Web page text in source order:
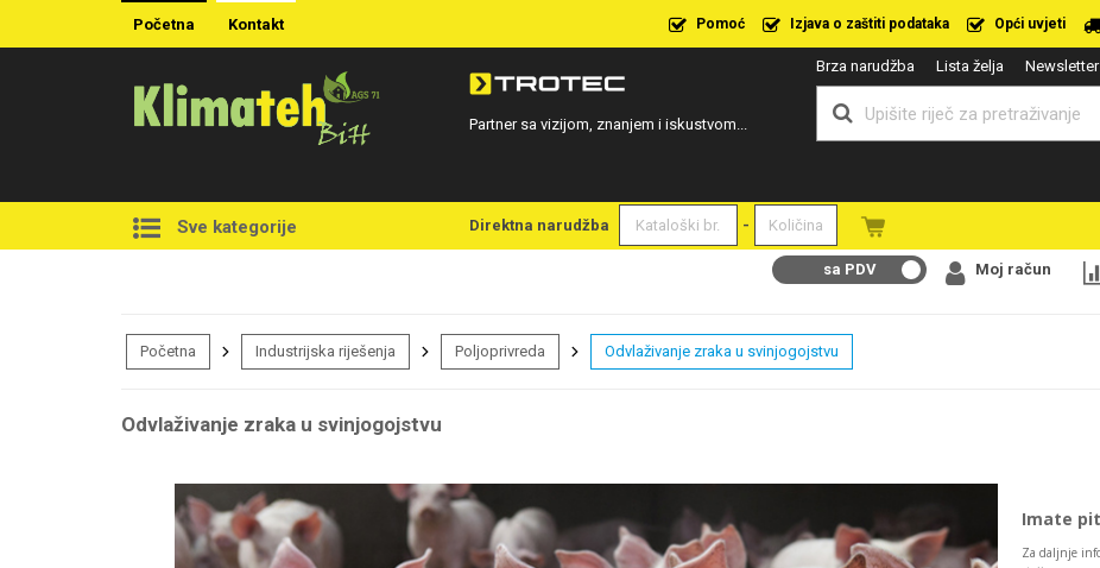
Početna Kontakt Pomoć Izjava o zaštiti podataka Opći uvjeti
Partner sa vizijom, znanjem i iskustvom...
Brza narudžba Lista želja Newsletter
Sve kategorije Direktna narudžba -
sa PDV Moj račun
Početna Industrijska riješenja Poljoprivreda Odvlaživanje zraka u svinjogojstvu
Odvlaživanje zraka u svinjogojstvu